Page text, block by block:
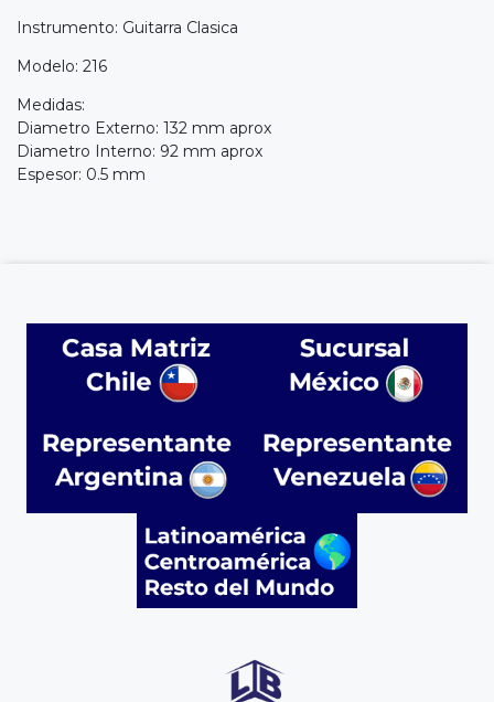
Instrumento: Guitarra Clasica
Modelo: 216
Medidas:
Diametro Externo: 132 mm aprox
Diametro Interno: 92 mm aprox
Espesor: 0.5 mm